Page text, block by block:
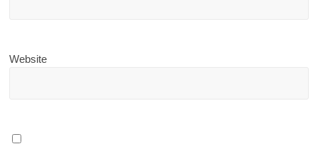
Website